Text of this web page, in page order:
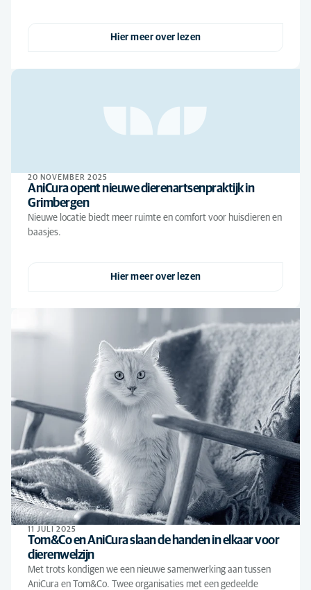
Hier meer over lezen
20 NOVEMBER 2025
AniCura opent nieuwe dierenartsenpraktijk in
Grimbergen
Nieuwe locatie biedt meer ruimte en comfort voor huisdieren en
baasjes.
Hier meer over lezen
11 JULI 2025
Tom&Co en AniCura slaan de handen in elkaar voor
dierenwelzijn
Met trots kondigen we een nieuwe samenwerking aan tussen
AniCura en Tom&Co. Twee organisaties met een gedeelde